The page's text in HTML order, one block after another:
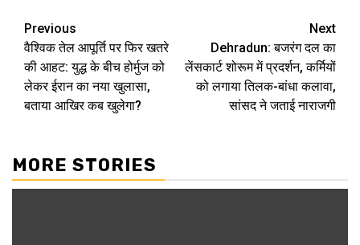
Continue
Reading
Previous
वैश्विक तेल आपूर्ति पर फिर खतरे
की आहट: युद्ध के बीच होर्मुज को
लेकर ईरान का नया खुलासा,
बताया आखिर कब खुलेगा?
Next
Dehradun: बजरंग दल का
लेंसकार्ट शोरूम में प्रदर्शन, कर्मियों
को लगाया तिलक-बांधा कलावा,
सांसद ने जताई नाराजगी
MORE STORIES